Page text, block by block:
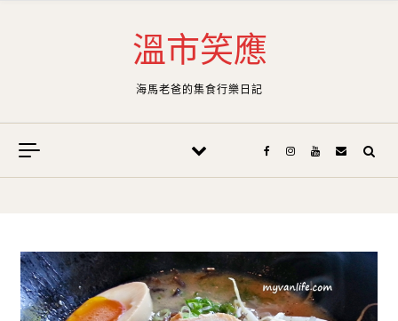
溫市笑應
海馬老爸的集食行樂日記